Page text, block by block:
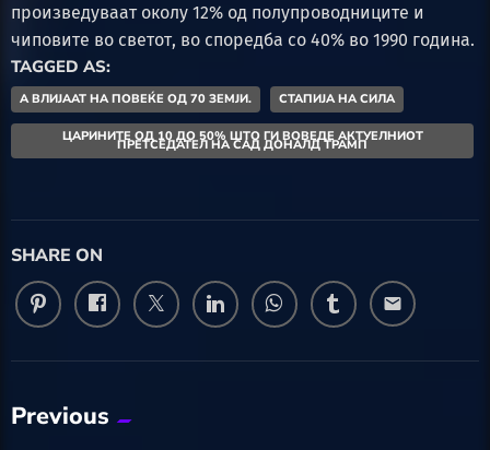
произведуваат околу 12% од полупроводниците и
чиповите во светот, во споредба со 40% во 1990 година.
TAGGED AS:
А ВЛИЈААТ НА ПОВЕЌЕ ОД 70 ЗЕМЈИ. СТАПИЈА НА СИЛА
ЦАРИНИТЕ ОД 10 ДО 50% ШТО ГИ ВОВЕДЕ АКТУЕЛНИОТ
ПРЕТСЕДАТЕЛ НА САД ДОНАЛД ТРАМП
SHARE ON
email
Previous